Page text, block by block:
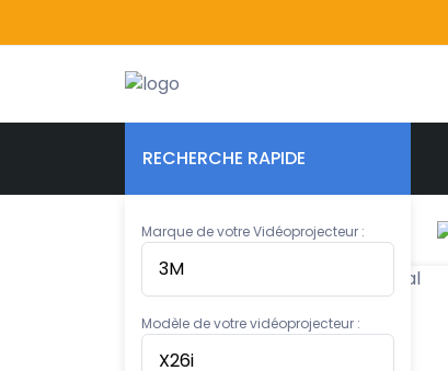
RECHERCHE RAPIDE
Marque de votre Vidéoprojecteur :
Modèle de votre vidéoprojecteur :